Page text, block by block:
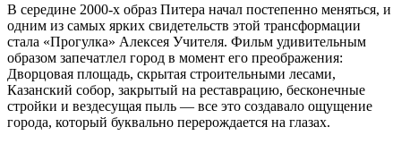
В середине 2000-х образ Питера начал постепенно меняться, и
одним из самых ярких свидетельств этой трансформации
стала «Прогулка» Алексея Учителя. Фильм удивительным
образом запечатлел город в момент его преображения:
Дворцовая площадь, скрытая строительными лесами,
Казанский собор, закрытый на реставрацию, бесконечные
стройки и вездесущая пыль — все это создавало ощущение
города, который буквально перерождается на глазах.